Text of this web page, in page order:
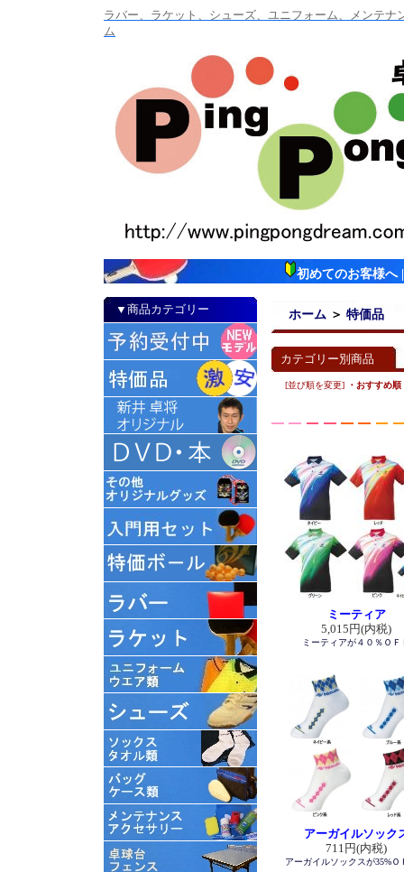
ラバー、ラケット、シューズ、ユニフォーム、メンテ
ム
初めてのお客様へ
▼商品カテゴリー ホーム ＞ 特価品
カテゴリー別商品
[並び順を変更] ・おすすめ順
ミーティア
5,015円(内税)
ミーティアが４０％ＯＦ
アーガイルソック
711円(内税)
アーガイルソックスが35%Ｏ